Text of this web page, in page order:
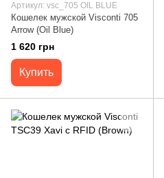
Артикул: vsc_705 OIL BLUE
Кошелек мужской Visconti 705
Arrow (Oil Blue)
1 620 грн
Купить